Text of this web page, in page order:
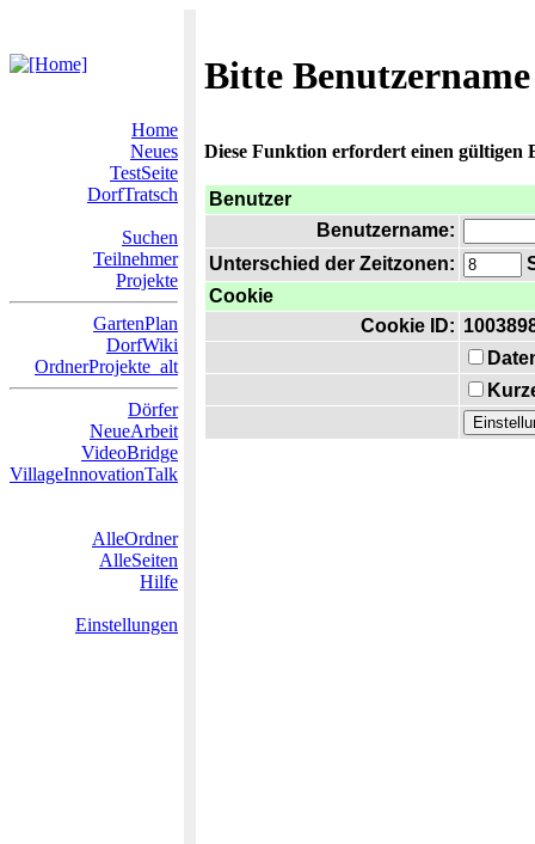
Bitte
Home
Neues
TestSeite
DorfTratsch
Suchen
Teilnehmer
Projekte
GartenPlan
DorfWiki
OrdnerProjekte_alt
Dörfer
NeueArbeit
VideoBridge
VillageInnovationTalk
AlleOrdner
AlleSeiten
Hilfe
Einstellungen
Diese Funktion erfordert einen gültigen
Benutzer
Benutzername:
Unterschied der Zeitzonen:
Cookie
Cookie ID: